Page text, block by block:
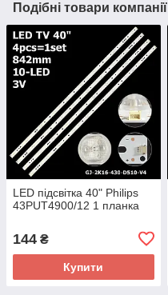
Подібні товари компанії
LED підсвітка 40" Philips
43PUT4900/12 1 планка
144 ₴
Купити